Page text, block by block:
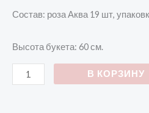
Состав: роза Аква 19 шт,
Высота букета: 60 см.
В КОРЗИНУ